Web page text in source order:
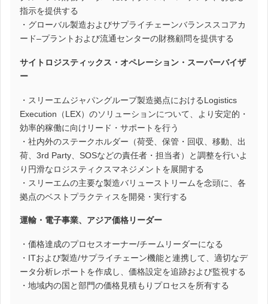
指示を提供する
・グローバル製造およびサプライチェーンバランススコアカ
ード–プラントおよび流通センターの財務顧問を提供する
サイトロジスティックス・オペレーション・スーパーバイザ
ー
・スリーエムジャパングループ製造拠点におけるLogistics
Execution（LEX）のソリューションについて、より安定的・
効率的稼働に向けリード・サポートを行う
・社内外のステークホルダー（荷受、保管・回収、移動、出
荷、3rd Party、SOSなどの責任者・担当者）と調整を行いよ
り円滑なロジスティクスマネジメントを展開する
・スリーエムの主要な製造バリューストリームを念頭に、各
拠点のベストプラクティスを開発・実行する
運輸・電子事業、アジア価格リーダー
・価格達成のプロセスオーナー/チームリーダーになる
・ITおよび製造/サプライチェーン機能と連携して、適切なデ
ータ分析レポートを作成し、価格設定を追跡および監視する
・地域内の国と部門の価格見積もりプロセスを所有する